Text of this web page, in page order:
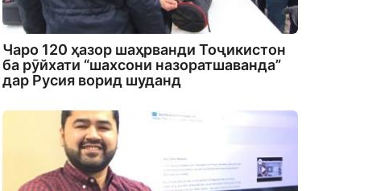
Чаро 120 ҳазор шаҳрванди Тоҷикистон
ба рӯйхати “шахсони назоратшаванда”
дар Русия ворид шуданд